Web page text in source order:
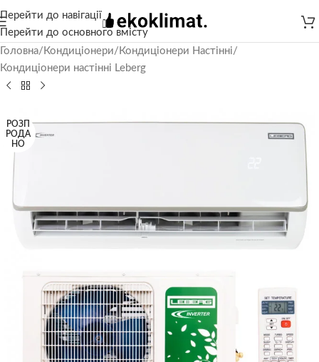
Перейти до навігації
Перейти до основного вмісту
Головна/ Кондиціонери/ Кондиціонери Настінні/
Кондиціонери настінні Leberg
РОЗП
РОДА
НО